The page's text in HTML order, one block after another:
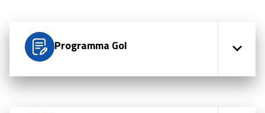
Programma Gol